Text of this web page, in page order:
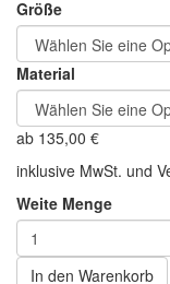
Größe
Material
ab 135,00 €
inklusive MwSt. und
Weite Menge
In den Warenkorb